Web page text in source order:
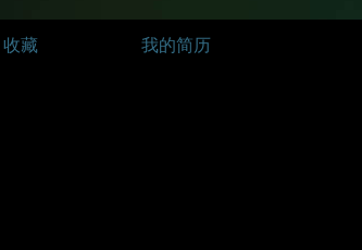
收藏 我的简历